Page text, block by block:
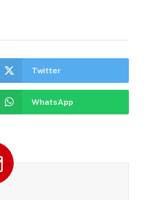
Twitter
WhatsApp